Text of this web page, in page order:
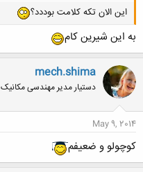
این الان تکه کلامت بوددد؟
به این شیرین کام
mech.shima
دستیار مدیر مهندسی مکانیک
May 9, 2014
کوچولو و ضعیفم